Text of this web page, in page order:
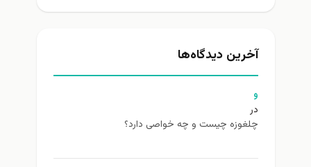
آخرین دیدگاه‌ها
و
در
چلغوزه چیست و چه خواصی دارد؟